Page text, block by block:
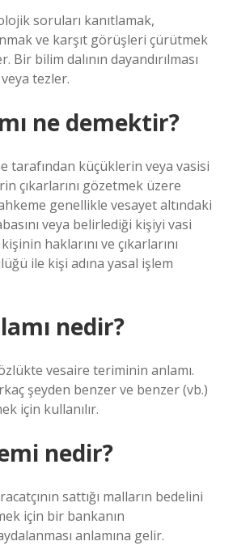
soruları kanıtlamak,
ve karşıt görüşleri çürütmek
Bir bilim dalının dayandırılması
tezler.
ne demektir?
tarafından küçüklerin veya vasisi
çıkarlarını gözetmek üzere
genellikle vesayet altındaki
veya belirlediği kişiyi vasi
haklarını ve çıkarlarını
ile kişi adına yasal işlem
nedir?
vesaire teriminin anlamı.
şeyden benzer ve benzer (vb.)
için kullanılır.
nedir?
sattığı malların bedelini
için bir bankanın
anlamına gelir.